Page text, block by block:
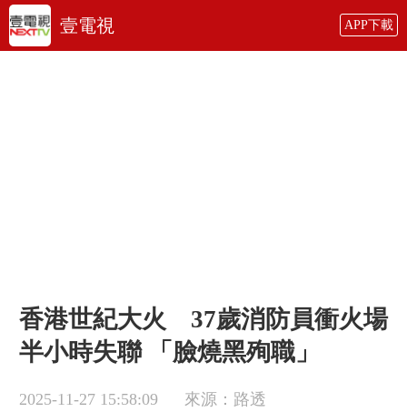
壹電視 APP下載
香港世紀大火 37歲消防員衝火場
半小時失聯 「臉燒黑殉職」
2025-11-27 15:58:09 來源：路透